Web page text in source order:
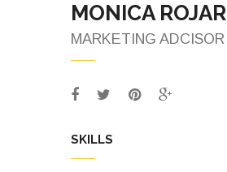
MONICA ROJAR
MARKETING ADCISOR
SKILLS